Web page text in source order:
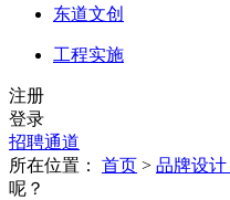
东道文创
工程实施
注册
登录
招聘通道
所在位置： 首页 > 品牌设计
呢？